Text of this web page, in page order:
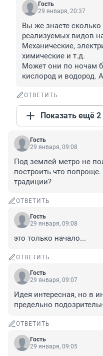
Гость
29 января, 20:37
Вы же знаете сколько
реализуемых видов
Механические,
химические и т.д.
Может они по ночам
кислород и водород.
ОТВЕТИТЬ
Показать ещё 2
Гость
29 января, 09:08
Под землей метро не
построить что
традиции?
ОТВЕТИТЬ
Гость
29 января, 09:08
это только начало...
ОТВЕТИТЬ
Гость
29 января, 09:07
Идея интересная, но в
предельно
ОТВЕТИТЬ
Гость
29 января, 09:05